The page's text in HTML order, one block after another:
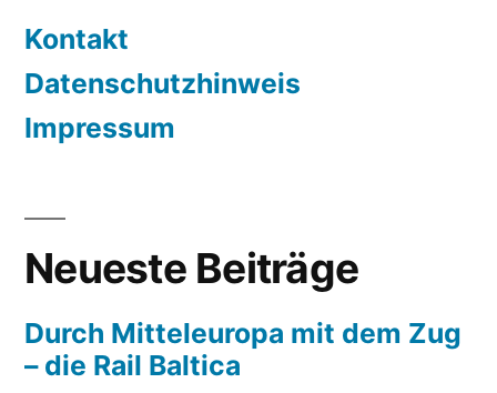
Kontakt
Datenschutzhinweis
Impressum
Neueste Beiträge
Durch Mitteleuropa mit dem Zug
– die Rail Baltica